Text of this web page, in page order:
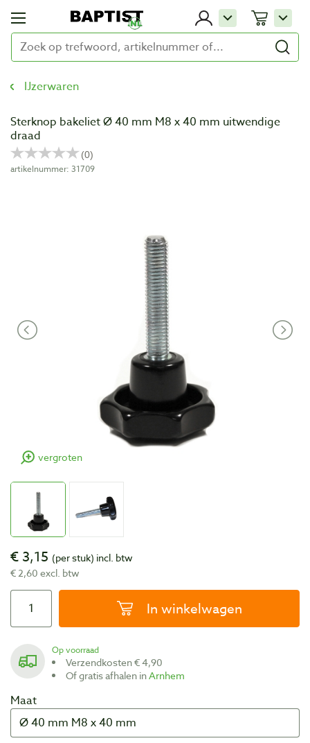
IJzerwaren
Sterknop bakeliet Ø 40 mm M8 x 40 mm uitwendige
draad
artikelnummer: 31709
vergroten
€ 3,15 (per stuk) incl. btw
€ 2,60 excl. btw
In winkelwagen
Op voorraad
Verzendkosten € 4,90
Of gratis afhalen inArnhem
Maat